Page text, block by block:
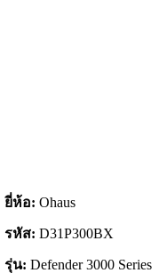
ยี่ห้อ: Ohaus
รหัส: D31P300BX
รุ่น: Defender 3000 Series